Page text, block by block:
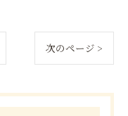
次のページ >